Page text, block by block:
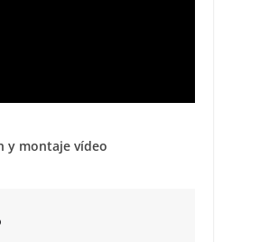
y montaje vídeo